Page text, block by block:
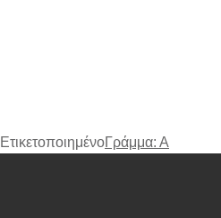
ΕτικετοποιημένοΓράμμα: Α